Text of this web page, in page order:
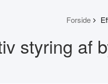
Forside
styring af